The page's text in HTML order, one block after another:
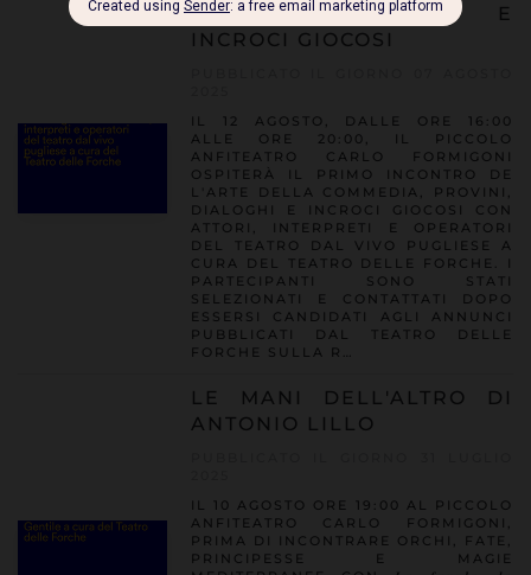
PROVINI, DIALOGHI E
INCROCI GIOCOSI
IL 12 AGOSTO, DALLE ORE 16:00
ALLE ORE 20:00, IL PICCOLO
ANFITEATRO CARLO FORMIGONI
OSPITERÀ IL PRIMO INCONTRO DE
L'ARTE DELLA COMMEDIA, PROVINI,
DIALOGHI E INCROCI GIOCOSI CON
ATTORI, INTERPRETI E OPERATORI
DEL TEATRO DAL VIVO PUGLIESE A
CURA DEL TEATRO DELLE FORCHE. I
PARTECIPANTI SONO STATI
SELEZIONATI E CONTATTATI DOPO
ESSERSI CANDIDATI AGLI ANNUNCI
PUBBLICATI DAL TEATRO DELLE
FORCHE SULLA R…
LE MANI DELL'ALTRO DI
ANTONIO LILLO
IL 10 AGOSTO ORE 19:00 AL PICCOLO
ANFITEATRO CARLO FORMIGONI,
PRIMA DI INCONTRARE ORCHI, FATE,
PRINCIPESSE E MAGIE